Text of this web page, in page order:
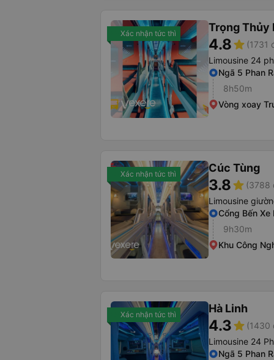
Xác nhận tức thì Trọng Thủy
4.8star (1731
Limousine 24
Ngã 5 Phan
8h50m
Vòng xoay
Xác nhận tức thì Cúc Tùng
3.8star (3788
Limousine
Cổng Bến Xe
9h30m
Khu Công
Xác nhận tức thì Hà Linh
4.3star (1430
Limousine 24
Ngã 5 Phan